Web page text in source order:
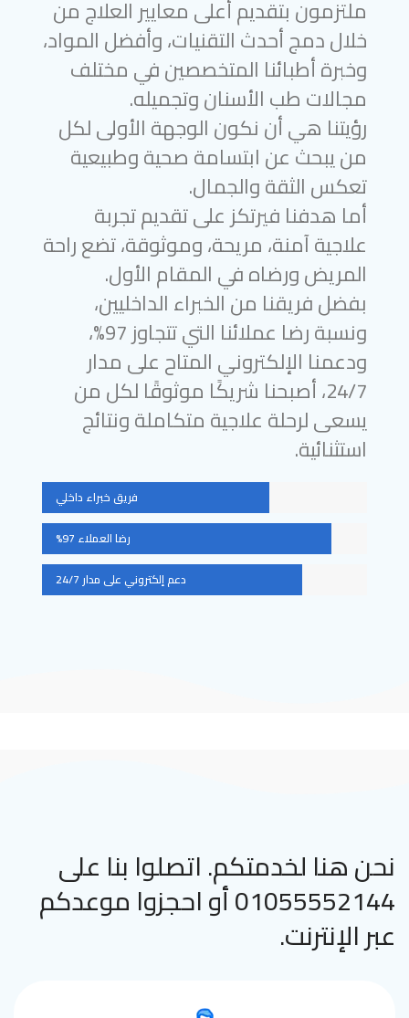
ملتزمون بتقديم أعلى معايير العلاج من
خلال دمج أحدث التقنيات، وأفضل المواد،
وخبرة أطبائنا المتخصصين في مختلف
مجالات طب الأسنان وتجميله.
رؤيتنا هي أن نكون الوجهة الأولى لكل
من يبحث عن ابتسامة صحية وطبيعية
تعكس الثقة والجمال.
أما هدفنا فيرتكز على تقديم تجربة
علاجية آمنة، مريحة، وموثوقة، تضع راحة
المريض ورضاه في المقام الأول.
بفضل فريقنا من الخبراء الداخليين،
ونسبة رضا عملائنا التي تتجاوز 97%،
ودعمنا الإلكتروني المتاح على مدار
24/7، أصبحنا شريكًا موثوقًا لكل من
يسعى لرحلة علاجية متكاملة ونتائج
استثنائية.
فريق خبراء داخلي
رضا العملاء 97%
دعم إلكتروني على مدار 24/7
نحن هنا لخدمتكم. اتصلوا بنا على
01055552144 أو احجزوا موعدكم
عبر الإنترنت.